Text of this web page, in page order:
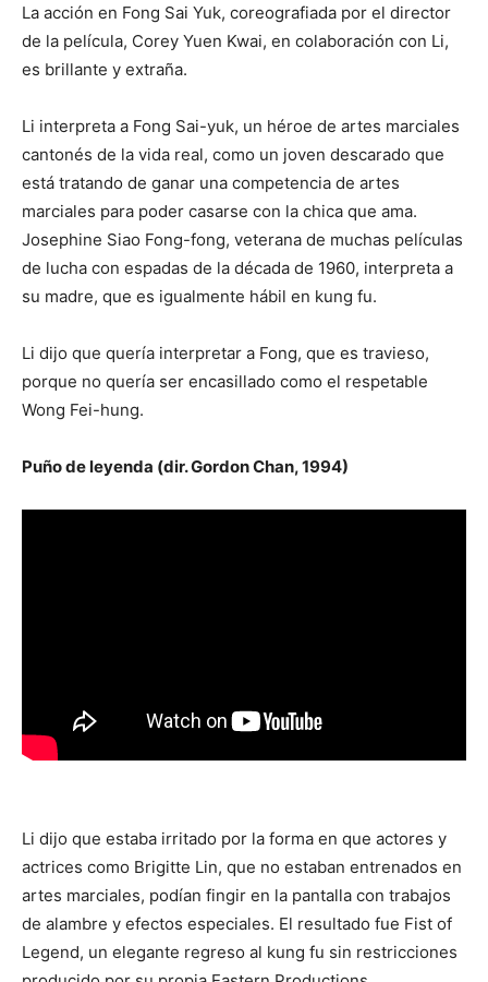
La acción en Fong Sai Yuk, coreografiada por el director
de la película, Corey Yuen Kwai, en colaboración con Li,
es brillante y extraña.
Li interpreta a Fong Sai-yuk, un héroe de artes marciales
cantonés de la vida real, como un joven descarado que
está tratando de ganar una competencia de artes
marciales para poder casarse con la chica que ama.
Josephine Siao Fong-fong, veterana de muchas películas
de lucha con espadas de la década de 1960, interpreta a
su madre, que es igualmente hábil en kung fu.
Li dijo que quería interpretar a Fong, que es travieso,
porque no quería ser encasillado como el respetable
Wong Fei-hung.
Puño de leyenda (dir. Gordon Chan, 1994)
Li dijo que estaba irritado por la forma en que actores y
actrices como Brigitte Lin, que no estaban entrenados en
artes marciales, podían fingir en la pantalla con trabajos
de alambre y efectos especiales. El resultado fue Fist of
Legend, un elegante regreso al kung fu sin restricciones